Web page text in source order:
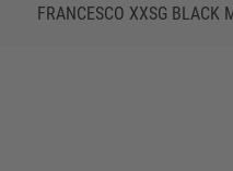
FRANCESCO XXSG BLACK